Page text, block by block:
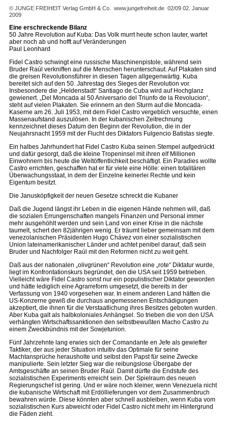
© JUNGE FREIHEIT Verlag GmbH & Co. www.jungefreiheit.de 02/09 02. Januar
2009
Eine erschreckende Bilanz
50 Jahre Revolution auf Kuba: Das Volk murrt heute schon lauter, wartet
aber noch ab und hofft auf Veränderungen
Paul Leonhard
Fidel Castro schwingt eine russische Maschinenpistole, während sein
Bruder Raúl verkniffen auf die Menschen herunterschaut. Auf Plakaten sind
die greisen Revolutionsführer in diesen Tagen allgegenwärtig. Kuba
bereitet sich auf den 50. Jahrestag des Sieges der Revolution vor.
Insbesondere die „Heldenstadt“ Santiago de Cuba wird auf Hochglanz
gewienert. „Del Moncada al 50 Aniversario del Triunfo de la Revolucion“,
steht auf vielen Plakaten. Sie erinnern an den Sturm auf die Moncada-
Kaserne am 26. Juli 1953, mit dem Fidel Castro vergeblich versuchte, einen
Massenaufstand auszulösen. In der kubanischen Zeitrechnung
kennzeichnet dieses Datum den Beginn der Revolution, die in der
Neujahrsnacht 1959 mit der Flucht des Diktators Fulgencio Batistas siegte.
Ein halbes Jahrhundert hat Fidel Castro Kuba seinen Stempel aufgedrückt
und dafür gesorgt, daß die kleine Tropeninsel mit ihren elf Millionen
Einwohnern bis heute die Weltöffentlichkeit beschäftigt. Ein Paradies wollte
Castro errichten, geschaffen hat er für viele eine Hölle: einen totalitären
Überwachungsstaat, in dem der Einzelne keinerlei Rechte und kein
Eigentum besitzt.
Die Janusköpfigkeit der neuen Gesetze schreckt die Kubaner
Daß die Jugend längst ihr Leben in die eigenen Hände nehmen will, daß
die sozialen Errungenschaften mangels Finanzen und Personal immer
mehr ausgehöhlt werden und sein Land von einer Krise in die nächste
taumelt, schert den 82jährigen wenig. Er träumt lieber gemeinsam mit dem
venezolanischen Präsidenten Hugo Chávez von einer sozialistischen
Union lateinamerikanischer Länder und achtet penibel darauf, daß sein
Bruder und Nachfolger Raúl mit den Reformen nicht zu weit geht.
Daß aus der nationalen „olivgrünen“ Revolution eine „rote“ Diktatur wurde,
liegt im Konfrontationskurs begründet, den die USA seit 1959 betrieben.
Vielleicht wäre Fidel Castro sonst nur ein populistischer Diktator geworden
und hätte lediglich eine Agrarreform umgesetzt, die bereits in der
Verfassung von 1940 vorgesehen war. In einem anderen Land hätten die
US-Konzerne gewiß die durchaus angemessenen Entschädigungen
akzeptiert, die ihnen für die Verstaatlichung ihres Besitzes geboten wurden.
Aber Kuba galt als halbkoloniales Anhängsel. So trieben die von den USA
verhängten Wirtschaftssanktionen den selbstbewußten Macho Castro zu
einem Zweckbündnis mit der Sowjet­union.
Fünf Jahrzehnte lang erwies sich der Comandante en Jefe als gewiefter
Taktiker, der aus jeder Situation intuitiv das Optimale für seine
Machtansprüche herausholte und selbst den Papst für seine Zwecke
manipulierte. Sein letzter Sieg war die reibungslose Übergabe der
Amtsgeschäfte an seinen Bruder Raúl. Damit dürfte die Endstufe des
sozialistischen Experiments erreicht sein. Der Spielraum des neuen
Regierungschef ist gering. Und er wäre noch kleiner, wenn Venezuela nicht
die kubanische Wirtschaft mit Erdöllieferungen vor dem Zusammenbruch
bewahren würde. Diese könnten aber schnell ausbleiben, wenn Kuba vom
sozialistischen Kurs abweicht oder Fidel Castro nicht mehr im Hintergrund
die Fäden zieht.